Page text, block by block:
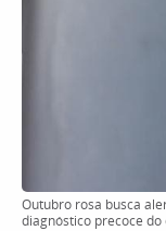
Outubro rosa busca
diagnóstico precoce do